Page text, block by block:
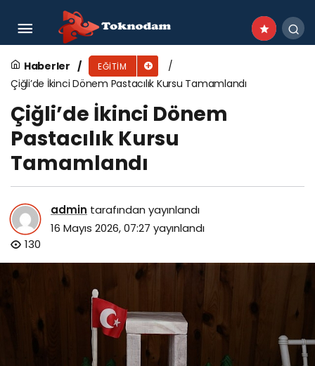
Haberler EĞITIM
Çiğli’de İkinci Dönem Pastacılık Kursu Tamamlandı
Çiğli’de İkinci Dönem
Pastacılık Kursu
Tamamlandı
admin tarafından yayınlandı
16 Mayıs 2026, 07:27 yayınlandı
130
KTO Karataylı Öğrenciler, İş Dünyası ile Kariyer
Fuarı’26’da Buluştu